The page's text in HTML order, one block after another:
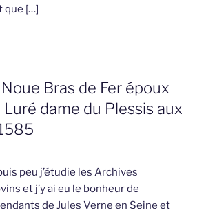
que […]
Bras de Fer époux
dame du Plessis aux
peu j’étudie les Archives
et j’y ai eu le bonheur de
de Jules Verne en Seine et